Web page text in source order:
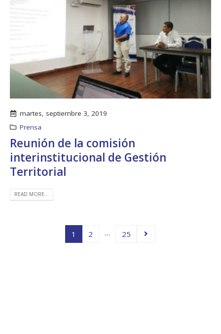
martes, septiembre 3, 2019
Prensa
Reunión de la comisión
interinstitucional de Gestión
Territorial
READ MORE...
1 2 … 25